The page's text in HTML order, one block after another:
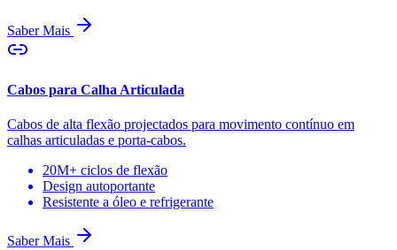
Saber Mais
Cabos para Calha Articulada
Cabos de alta flexão projectados para movimento contínuo em
calhas articuladas e porta-cabos.
20M+ ciclos de flexão
Design autoportante
Resistente a óleo e refrigerante
Saber Mais